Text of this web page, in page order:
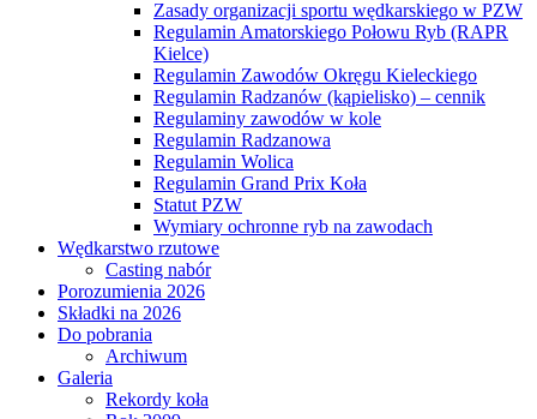
Zasady organizacji sportu wędkarskiego w PZW
Regulamin Amatorskiego Połowu Ryb (RAPR
Kielce)
Regulamin Zawodów Okręgu Kieleckiego
Regulamin Radzanów (kąpielisko) – cennik
Regulaminy zawodów w kole
Regulamin Radzanowa
Regulamin Wolica
Regulamin Grand Prix Koła
Statut PZW
Wymiary ochronne ryb na zawodach
Wędkarstwo rzutowe
Casting nabór
Porozumienia 2026
Składki na 2026
Do pobrania
Archiwum
Galeria
Rekordy koła